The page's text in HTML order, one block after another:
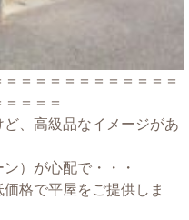
＝＝＝＝＝＝＝＝＝＝＝
＝＝＝
、高級品なイメージがあ
）が心配で・・・
格で平屋をご提供しま